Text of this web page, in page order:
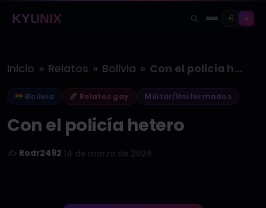
KYUNIX
Inicio » Relatos » Bolivia » Con el policía hetero
Bolivia Relatos gay Militar/Uniformados
Con el policía hetero
✍️ Rodr2492 14 de marzo de 2026